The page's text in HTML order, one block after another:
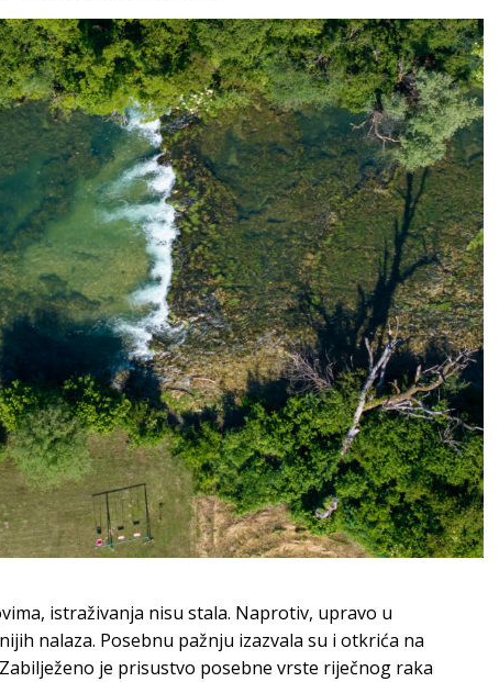
istraživanja nisu stala. Naprotiv, upravo u
nalaza. Posebnu pažnju izazvala su i otkrića na
je prisustvo posebne vrste riječnog raka